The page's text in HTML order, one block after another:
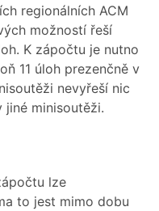
regionálních ACM
možností řeší
K zápočtu je nutno
11 úloh prezenčně v
nevyřeší nic
jiné minisoutěži.
lze
to jest mimo dobu